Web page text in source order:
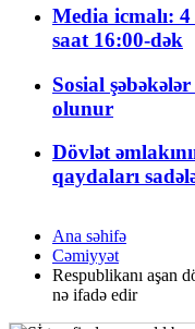
Media icmalı:
saat 16:00-dək
Sosial
olunur
Dövlət
qaydaları
Ana səhifə
Cəmiyyət
Respublikanı aşan
nə ifadə edir